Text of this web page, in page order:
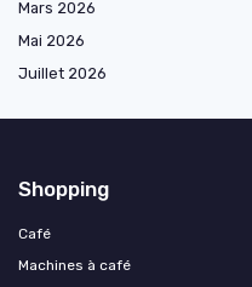
Mars 2026
Mai 2026
Juillet 2026
Shopping
Café
Machines à café